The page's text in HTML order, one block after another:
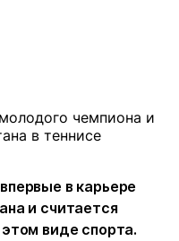
в карьере
и считается
виде спорта.